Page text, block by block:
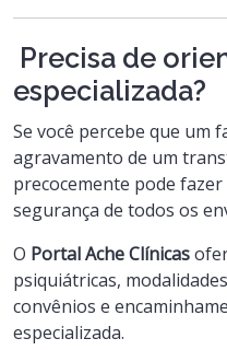
Precisa de
especializada?
Se você percebe que um
agravamento de um
precocemente pode
segurança de todos os
O Portal Ache Clínicas
psiquiátricas,
convênios e
especializada.